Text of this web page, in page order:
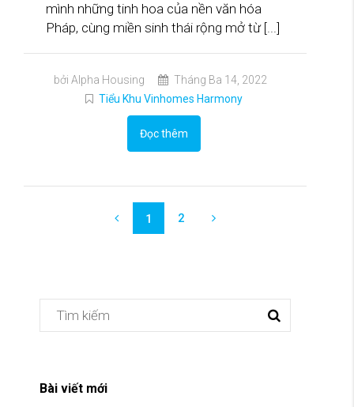
mình những tinh hoa của nền văn hóa
Pháp, cùng miền sinh thái rộng mở từ [...]
bởi Alpha Housing
Tháng Ba 14, 2022
Tiểu Khu Vinhomes Harmony
Đọc thêm
1 2
Bài viết mới